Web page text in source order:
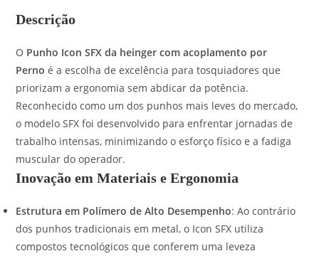
Descrição
O Punho Icon SFX da heinger com acoplamento por
Perno é a escolha de excelência para tosquiadores que
priorizam a ergonomia sem abdicar da potência.
Reconhecido como um dos punhos mais leves do mercado,
o modelo SFX foi desenvolvido para enfrentar jornadas de
trabalho intensas, minimizando o esforço físico e a fadiga
muscular do operador.
Inovação em Materiais e Ergonomia
Estrutura em Polímero de Alto Desempenho: Ao contrário
dos punhos tradicionais em metal, o Icon SFX utiliza
compostos tecnológicos que conferem uma leveza